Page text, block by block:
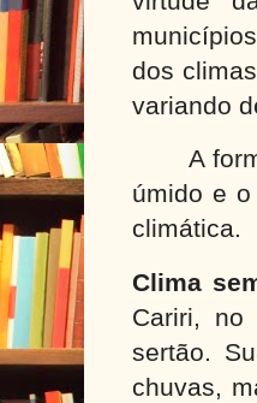
dos
variando
A
úmido e
climática.
Clima
Cariri, no
sertão.
chuvas,